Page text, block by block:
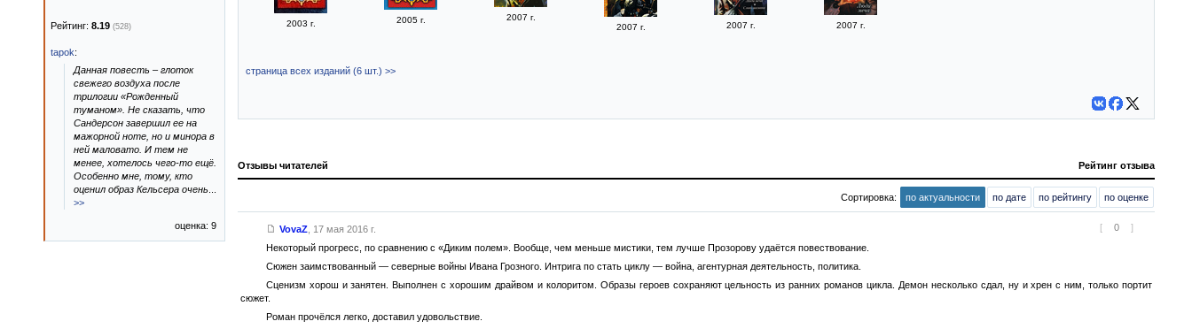
2003 г. 2005 г.
2007 г.
2007 г.
2007 г. 2007 г.
страница всех изданий (6 шт.) >>
Отзывы читателей Рейтинг отзыва
Сортировка: по актуальности по дате по рейтингу по оценке
[ 0 ]
VovaZ, 17 мая 2016 г.
Некоторый прогресс, по сравнению с «Диким полем». Вообще, чем меньше мистики, тем лучше Прозорову удаётся повествование.
Сюжен заимствованный — северные войны Ивана Грозного. Интрига по стать циклу — война, агентурная деятельность, политика.
Сценизм хорош и занятен. Выполнен с хорошим драйвом и колоритом. Образы героев сохраняют цельность из ранних романов цикла. Демон несколько сдал, ну и хрен с ним, только портит
сюжет.
Роман прочёлся легко, доставил удовольствие.
Рейтинг: 8.19 (528)
tapok:
Данная повесть – глоток
свежего воздуха после
трилогии «Рожденный
туманом». Не сказать, что
Сандерсон завершил ее на
мажорной ноте, но и минора в
ней маловато. И тем не
менее, хотелось чего-то ещё.
Особенно мне, тому, кто
оценил образ Кельсера очень
>>
оценка: 9